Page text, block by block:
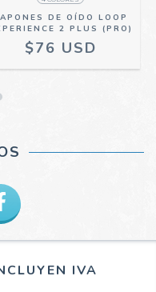
DE OÍDO LOOP
2 PLUS (PRO)
$76 USD
IVA